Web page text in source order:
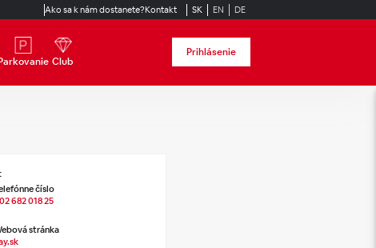
Ako sa k nám dostanete?Kontakt SK EN DE
Club
Prihlásenie
číslo
682 018 25
stránka